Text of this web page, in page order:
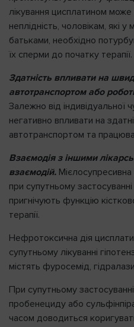
лікування цисплатином
неплідність, чоловікам, які
батьками, необхідно
їх сперми до початку терапії.
Здатність впливати на
автотранспортом або
Залежно від індивідуальної
негативно впливати на
автотранспортом та
Взаємодія з іншими
взаємодій.
при супутньому застосуванні
пригнічують функцію
терапії.
Нефротоксична дія
супутньому лікуванні
містять фуросемід,
При супутньому
пробенециду або
часом доводиться